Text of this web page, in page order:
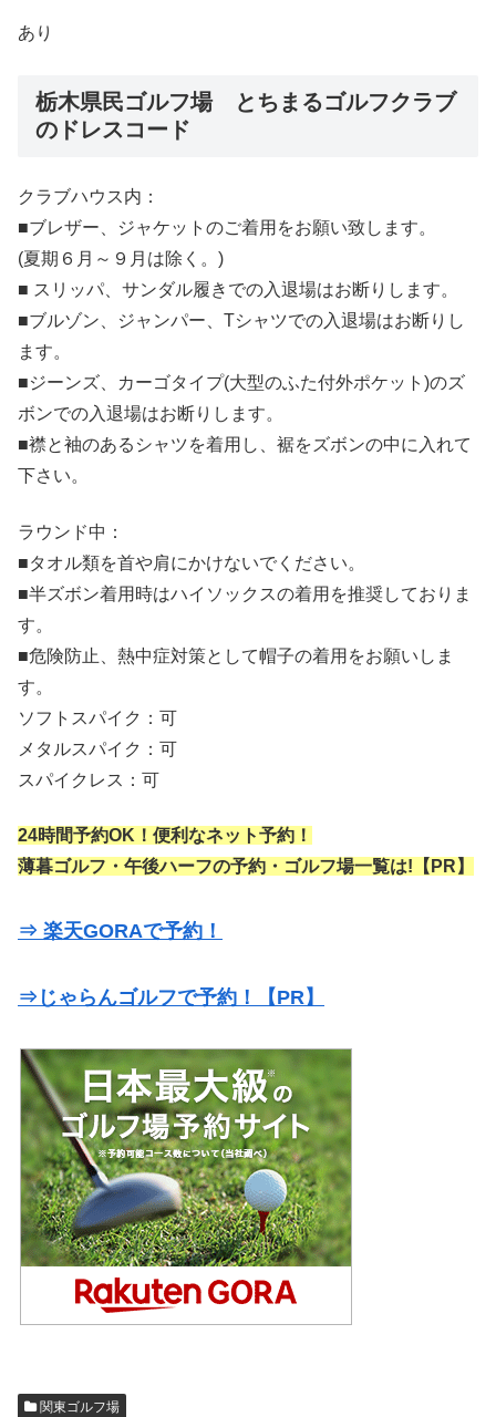
あり
栃木県民ゴルフ場 とちまるゴルフクラブ
のドレスコード
クラブハウス内：
■ブレザー、ジャケットのご着用をお願い致します。
(夏期６月～９月は除く。)
■ スリッパ、サンダル履きでの入退場はお断りします。
■ブルゾン、ジャンパー、Tシャツでの入退場はお断りし
ます。
■ジーンズ、カーゴタイプ(大型のふた付外ポケット)のズ
ボンでの入退場はお断りします。
■襟と袖のあるシャツを着用し、裾をズボンの中に入れて
下さい。
ラウンド中：
■タオル類を首や肩にかけないでください。
■半ズボン着用時はハイソックスの着用を推奨しておりま
す。
■危険防止、熱中症対策として帽子の着用をお願いしま
す。
ソフトスパイク：可
メタルスパイク：可
スパイクレス：可
24時間予約OK！便利なネット予約！
薄暮ゴルフ・午後ハーフの予約・ゴルフ場一覧は!【PR】
⇒ 楽天GORAで予約！
⇒じゃらんゴルフで予約！【PR】
関東ゴルフ場